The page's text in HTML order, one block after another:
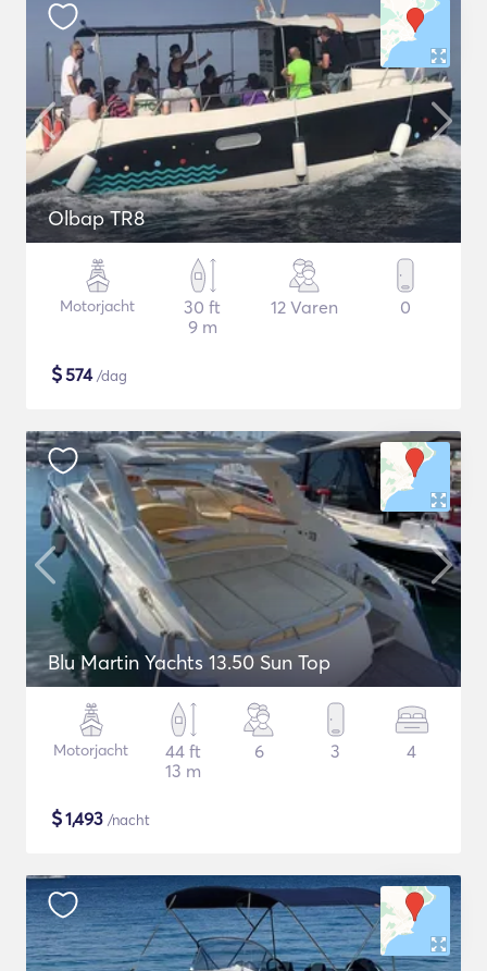
Olbap TR8
Motorjacht
30 ft
9 m
12 Varen 0
$574/dag
Blu Martin Yachts 13.50 Sun Top
Motorjacht
44 ft
13 m
6 3 4
$1,493 /nacht